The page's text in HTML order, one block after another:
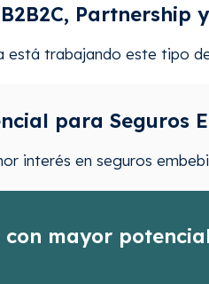
está trabajando este tipo
para Seguros
interés en seguros
con mayor